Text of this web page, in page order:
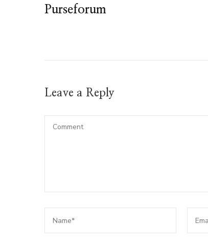
Purseforum
Leave a Reply